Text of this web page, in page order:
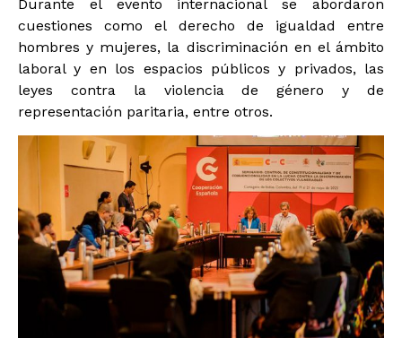
Durante el evento internacional se abordaron
cuestiones como el derecho de igualdad entre
hombres y mujeres, la discriminación en el ámbito
laboral y en los espacios públicos y privados, las
leyes contra la violencia de género y de
representación paritaria, entre otros.